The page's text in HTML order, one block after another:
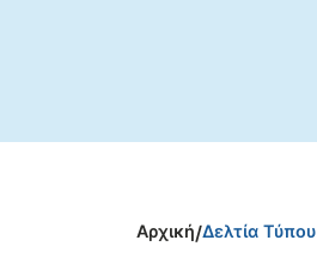
Αρχική/Δελτία Τύπου